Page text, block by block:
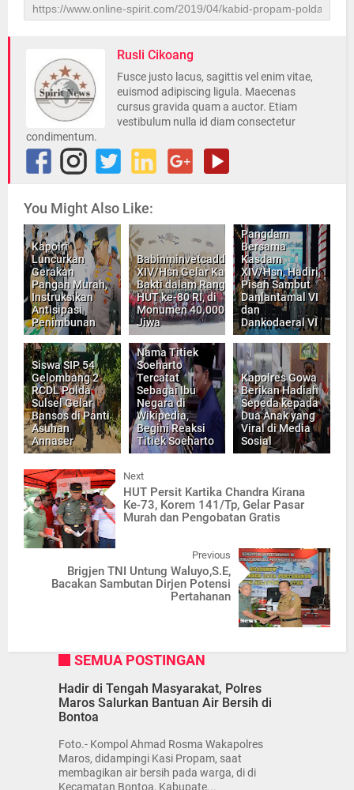
Rusli Cikoang
Fusce justo lacus, sagittis vel enim vitae,
euismod adipiscing ligula. Maecenas
cursus gravida quam a auctor. Etiam
vestibulum nulla id diam consectetur
condimentum.
You Might Also Like:
Kapolri
Luncurkan
Gerakan
Pangan Murah,
Instruksikan
Antisipasi
Penimbunan
Babinminvetcaddam
XIV/Hsn Gelar Karya
Bakti dalam Rangka
HUT ke-80 RI, di
Monumen 40.000
Jiwa
Pangdam
Bersama
Kasdam
XIV/Hsn, Hadiri
Pisah Sambut
Danlantamal VI
dan
Dankodaeral VI
Siswa SIP 54
Gelombang 2
RCDL Polda
Sulsel Gelar
Bansos di Panti
Asuhan
Annaser
Nama Titiek
Soeharto
Tercatat
Sebagai Ibu
Negara di
Wikipedia,
Begini Reaksi
Titiek Soeharto
Kapolres Gowa
Berikan Hadiah
Sepeda kepada
Dua Anak yang
Viral di Media
Sosial
Next
HUT Persit Kartika Chandra Kirana
Ke-73, Korem 141/Tp, Gelar Pasar
Murah dan Pengobatan Gratis
Previous
Brigjen TNI Untung Waluyo,S.E,
Bacakan Sambutan Dirjen Potensi
Pertahanan
SEMUA POSTINGAN
Hadir di Tengah Masyarakat, Polres
Maros Salurkan Bantuan Air Bersih di
Bontoa
Foto.- Kompol Ahmad Rosma Wakapolres
Maros, didampingi Kasi Propam, saat
membagikan air bersih pada warga, di di
Kecamatan Bontoa, Kabupate...